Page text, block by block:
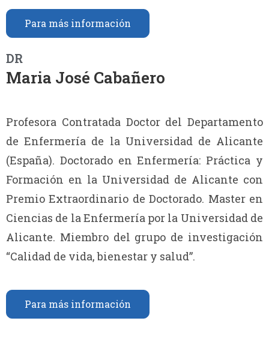
Para más información
DR
Maria José Cabañero
Profesora Contratada Doctor del Departamento
de Enfermería de la Universidad de Alicante
(España). Doctorado en Enfermería: Práctica y
Formación en la Universidad de Alicante con
Premio Extraordinario de Doctorado. Master en
Ciencias de la Enfermería por la Universidad de
Alicante. Miembro del grupo de investigación
“Calidad de vida, bienestar y salud”.
Para más información